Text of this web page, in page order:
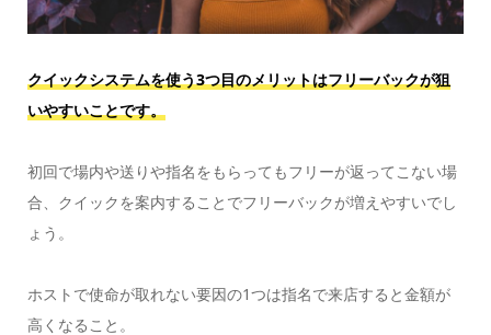
クイックシステムを使う3つ目のメリットはフリーバックが狙
いやすいことです。
初回で場内や送りや指名をもらってもフリーが返ってこない場
合、クイックを案内することでフリーバックが増えやすいでし
ょう。
ホストで使命が取れない要因の1つは指名で来店すると金額が
高くなること。